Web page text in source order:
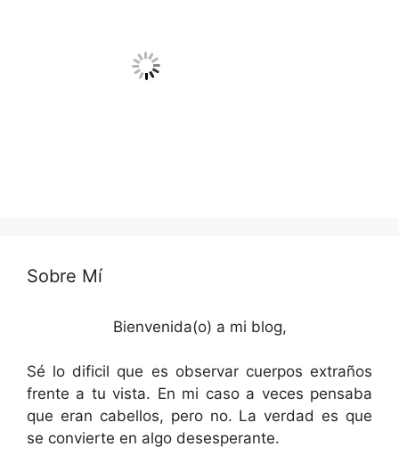
Sobre Mí
Bienvenida(o) a mi blog,
Sé lo dificil que es observar cuerpos extraños
frente a tu vista. En mi caso a veces pensaba
que eran cabellos, pero no. La verdad es que
se convierte en algo desesperante.